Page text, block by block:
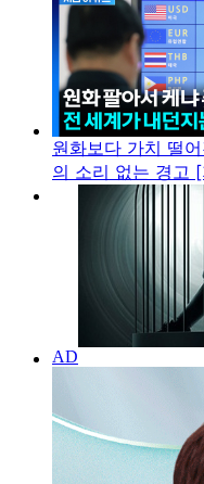
원화보다 가치 떨
의 소리 없는 경고